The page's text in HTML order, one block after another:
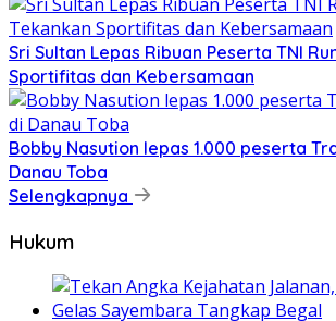
Sri Sultan Lepas Ribuan Peserta TNI
Sportifitas dan Kebersamaan
Bobby Nasution lepas 1.000 peserta
Danau Toba
Selengkapnya
Hukum